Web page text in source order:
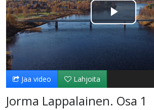
Toista
Video
Jaa video Lahjoita
Jorma Lappalainen. Osa 1